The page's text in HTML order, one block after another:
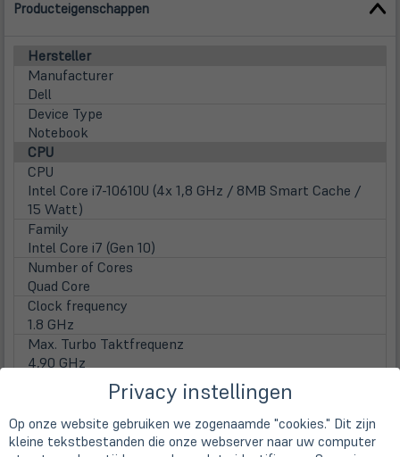
Producteigenschappen
Hersteller
Manufacturer
Dell
Device Type
Notebook
CPU
CPU
Intel Core i7-10610U (4x 1,8 GHz / 8MB Smart Cache /
15 Watt)
Family
Intel Core i7 (Gen 10)
Number of Cores
Quad Core
Clock frequency
1.8 GHz
Max. Turbo Taktfrequenz
4,90 GHz
Prozessorgrafik
Intel UHD Graphics (4k Support)
Display
Display
Privacy instellingen
Op onze website gebruiken we zogenaamde "cookies." Dit zijn
kleine tekstbestanden die onze webserver naar uw computer